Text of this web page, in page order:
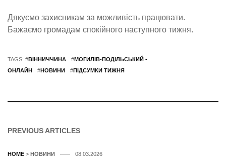
Дякуємо захисникам за можливість працювати.
Бажаємо громадам спокійного наступного тижня.
TAGS: #ВІННИЧЧИНА #МОГИЛІВ-ПОДІЛЬСЬКИЙ -
ОНЛАЙН
#НОВИНИ #ПІДСУМКИ ТИЖНЯ
PREVIOUS ARTICLES
HOME > НОВИНИ 08.03.2026